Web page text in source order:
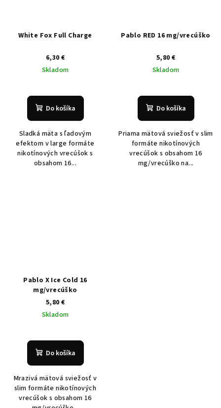
White Fox Full Charge
6,30 €
Skladom
Do košíka
Sladká mäta s ľadovým
efektom v large formáte
nikotínových vrecúšok s
obsahom 16...
Pablo RED 16 mg/vrecúško
5,80 €
Skladom
Do košíka
Priama mätová sviežosť v slim
formáte nikotínových
vrecúšok s obsahom 16
mg/vrecúško na...
Pablo X Ice Cold 16
mg/vrecúško
5,80 €
Skladom
Do košíka
Mrazivá mätová sviežosť v
slim formáte nikotínových
vrecúšok s obsahom 16